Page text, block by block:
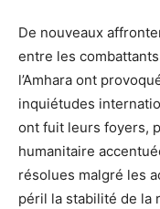
De nouveaux
entre les
l’Amhara ont
inquiétudes
ont fuit leurs foyers,
humanitaire
résolues malgré les
péril la stabilité de la